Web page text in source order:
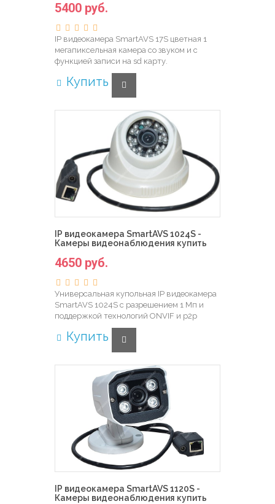
5400 руб.
IP видеокамера SmartAVS 17S цветная 1
мегапиксельная камера со звуком и с
функцией записи на sd карту.
Купить
IP видеокамера SmartAVS 1024S -
Камеры видеонаблюдения купить
4650 руб.
Универсальная купольная IP видеокамера
SmartAVS 1024S с разрешением 1 Мп и
поддержкой технологий ONVIF и p2p
Купить
IP видеокамера SmartAVS 1120S -
Камеры видеонаблюдения купить